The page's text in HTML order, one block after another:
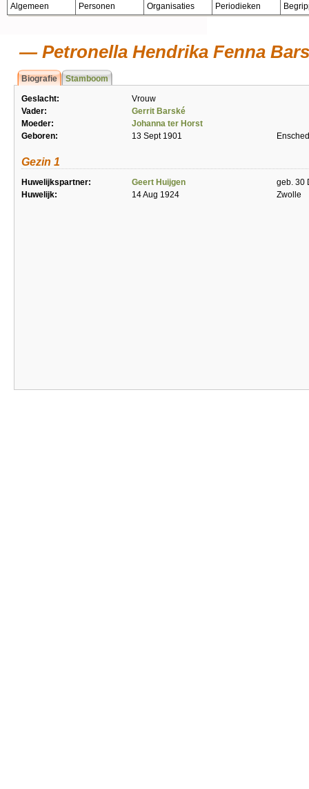
Algemeen Personen Organisaties Periodieken
Petronella Hendrika Fenna
Biografie Stamboom
Geslacht:
Vrouw
Vader:
Gerrit Barské
Moeder:
Johanna ter Horst
Geboren:
13 Sept 1901
Gezin 1
Huwelijkspartner: Geert Huijgen
geb. 30
Huwelijk:
14 Aug 1924 Zwolle